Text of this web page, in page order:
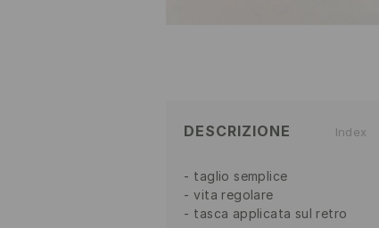
DESCRIZIONE Index
taglio semplice
vita regolare
tasca applicata sul retro